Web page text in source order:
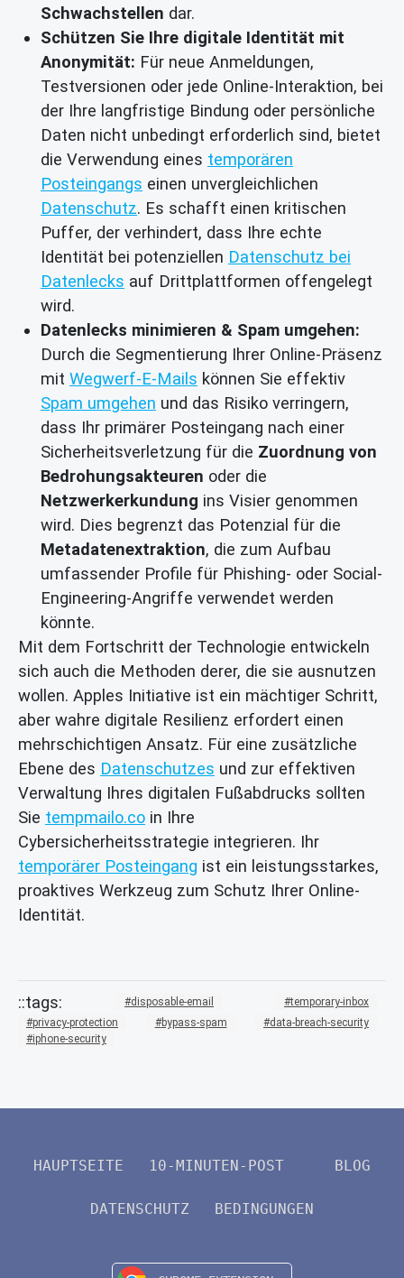
Schwachstellen dar.
Schützen Sie Ihre digitale Identität mit
Anonymität: Für neue Anmeldungen,
Testversionen oder jede Online-Interaktion, bei
der Ihre langfristige Bindung oder persönliche
Daten nicht unbedingt erforderlich sind, bietet
die Verwendung eines temporären
Posteingangs einen unvergleichlichen
Datenschutz. Es schafft einen kritischen
Puffer, der verhindert, dass Ihre echte
Identität bei potenziellen Datenschutz bei
Datenlecks auf Drittplattformen offengelegt
wird.
Datenlecks minimieren & Spam umgehen:
Durch die Segmentierung Ihrer Online-Präsenz
mit Wegwerf-E-Mails können Sie effektiv
Spam umgehen und das Risiko verringern,
dass Ihr primärer Posteingang nach einer
Sicherheitsverletzung für die Zuordnung von
Bedrohungsakteuren oder die
Netzwerkerkundung ins Visier genommen
wird. Dies begrenzt das Potenzial für die
Metadatenextraktion, die zum Aufbau
umfassender Profile für Phishing- oder Social-
Engineering-Angriffe verwendet werden
könnte.
Mit dem Fortschritt der Technologie entwickeln
sich auch die Methoden derer, die sie ausnutzen
wollen. Apples Initiative ist ein mächtiger Schritt,
aber wahre digitale Resilienz erfordert einen
mehrschichtigen Ansatz. Für eine zusätzliche
Ebene des Datenschutzes und zur effektiven
Verwaltung Ihres digitalen Fußabdrucks sollten
Sie tempmailo.co in Ihre
Cybersicherheitsstrategie integrieren. Ihr
temporärer Posteingang ist ein leistungsstarkes,
proaktives Werkzeug zum Schutz Ihrer Online-
Identität.
disposable-email
temporary-inbox
privacy-protection
bypass-spam
data-breach-security
iphone-security
HAUPTSEITE 10-MINUTEN-POST BLOG
DATENSCHUTZ BEDINGUNGEN